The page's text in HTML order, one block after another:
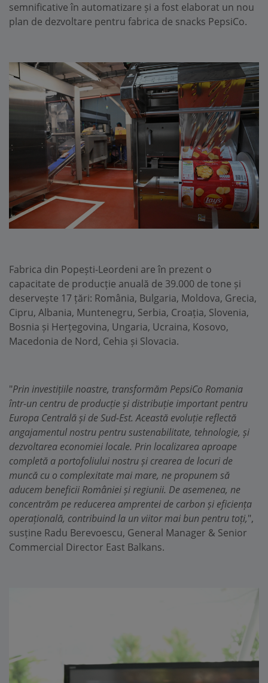
semnificative în automatizare și a fost elaborat un nou
plan de dezvoltare pentru fabrica de snacks PepsiCo.
Fabrica din Popești-Leordeni are în prezent o
capacitate de producție anuală de 39.000 de tone și
deservește 17 țări: România, Bulgaria, Moldova, Grecia,
Cipru, Albania, Muntenegru, Serbia, Croația, Slovenia,
Bosnia și Herțegovina, Ungaria, Ucraina, Kosovo,
Macedonia de Nord, Cehia și Slovacia.
"Prin investițiile noastre, transformăm PepsiCo Romania
într-un centru de producție și distribuție important pentru
Europa Centrală și de Sud-Est. Această evoluție reflectă
angajamentul nostru pentru sustenabilitate, tehnologie, și
dezvoltarea economiei locale. Prin localizarea aproape
completă a portofoliului nostru și crearea de locuri de
muncă cu o complexitate mai mare, ne propunem să
aducem beneficii României și regiunii. De asemenea, ne
concentrăm pe reducerea amprentei de carbon și eficiența
operațională, contribuind la un viitor mai bun pentru toți,",
susține Radu Berevoescu, General Manager & Senior
Commercial Director East Balkans.